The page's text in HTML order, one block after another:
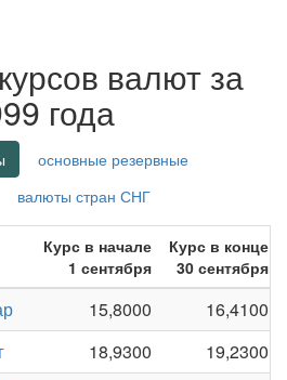
валют за
года
основные резервные
валюты стран СНГ
Курс в начале
1 сентября
Курс в конце
30 сентября
15,8000
16,4100
18,9300
19,2300